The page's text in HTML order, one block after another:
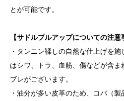
とが可能です。
【サドルプルアップについての注意
・タンニン鞣しの自然な仕上げを
はシワ、トラ、血筋、傷などが含
ブレがございます。
・油分が多い皮革のため、コバ（